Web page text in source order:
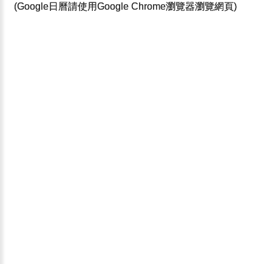
(Google日曆請使用Google Chrome瀏覽器瀏覽網頁)